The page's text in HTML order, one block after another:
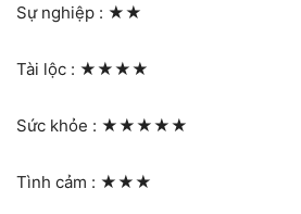
Sự nghiệp : ★★
Tài lộc : ★★★★
Sức khỏe : ★★★★★
Tình cảm : ★★★